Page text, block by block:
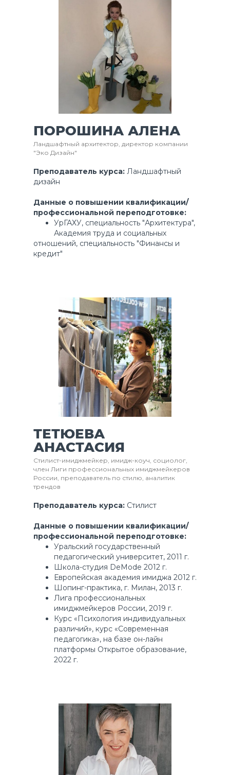
ПОРОШИНА АЛЕНА
Ландшафтный архитектор, директор компании
"Эко Дизайн"
Преподаватель курса: Ландшафтный
дизайн
Данные о повышении квалификации/
профессиональной переподготовке:
УрГАХУ, специальность "Архитектура",
Академия труда и социальных
отношений, специальность "Финансы и
кредит"
ТЕТЮЕВА
АНАСТАСИЯ
Стилист-имиджмейкер, имидж-коуч, социолог,
член Лиги профессиональных имиджмейкеров
России, преподаватель по стилю, аналитик
трендов
Преподаватель курса: Стилист
Данные о повышении квалификации/
профессиональной переподготовке:
Уральский государственный
педагогический университет, 2011 г.
Школа-студия DeMode 2012 г.
Европейская академия имиджа 2012 г.
Шопинг-практика, г. Милан, 2013 г.
Лига профессиональных
имиджмейкеров России, 2019 г.
Курс «Психология индивидуальных
различий», курс «Современная
педагогика», на базе он-лайн
платформы Открытое образование,
2022 г.